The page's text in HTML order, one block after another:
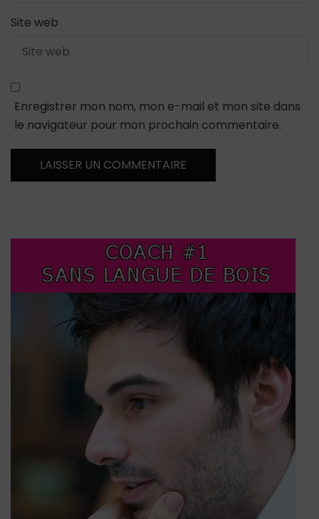
Site web
Enregistrer mon nom, mon e-mail et mon site dans
le navigateur pour mon prochain commentaire.